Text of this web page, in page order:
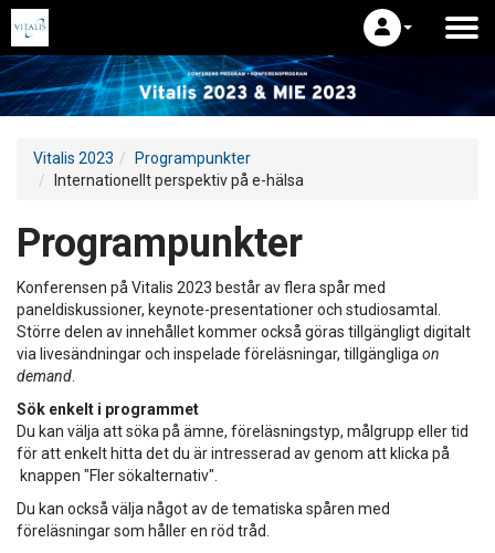
Vitalis 2023
Programpunkter
Internationellt perspektiv på e-hälsa
Programpunkter
Konferensen på Vitalis 2023 består av flera spår med
paneldiskussioner, keynote-presentationer och studiosamtal.
Större delen av innehållet kommer också göras tillgängligt digitalt
via livesändningar och inspelade föreläsningar, tillgängliga on
demand
Sök enkelt i programmet
Du kan välja att söka på ämne, föreläsningstyp, målgrupp eller tid
för att enkelt hitta det du är intresserad av genom att klicka på
knappen "Fler sökalternativ".
Du kan också välja något av de tematiska spåren med
föreläsningar som håller en röd tråd.